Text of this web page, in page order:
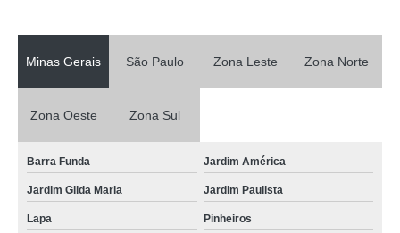
Minas Gerais São Paulo Zona Leste Zona Norte
Zona Oeste Zona Sul
Barra Funda Jardim América
Jardim Gilda Maria Jardim Paulista
Lapa Pinheiros